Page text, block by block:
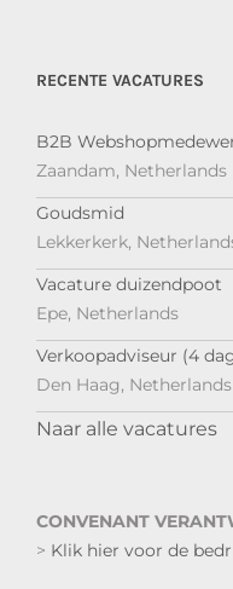
RECENTE VACATURES
B2B
Zaandam, Netherlands
Goudsmid
Lekkerkerk,
Vacature duizendpoot
Epe, Netherlands
Verkoopadviseur (4
Den Haag, Netherlands
Naar alle vacatures
CONVENANT
> Klik hier voor de